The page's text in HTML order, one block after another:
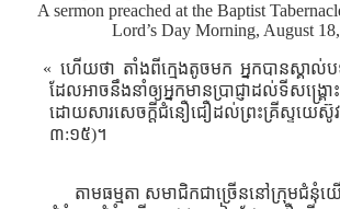
A sermon preached at the Baptist
Lord’s Day Morning, August
« ហើយថា តាំងពីក្មេងតូចមក អ្នកបានស្គាល់បទ
ដែលអាចនឹងនាំឲ្យអ្នកមានប្រាជ្ញាដល់ទីស
ដោយសារសេចក្តីជំនឿជឿដល់ព្រះគ្រីស្ទយេស៊ូ
៣:១៥)។
តាមធម្មតា សមាជិកជាច្រើននៅក្រុមជំនុំយ